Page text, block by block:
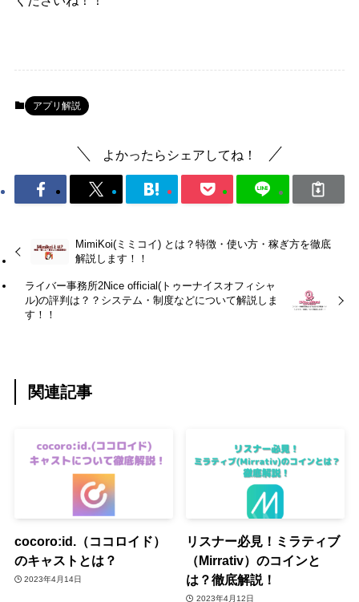
アプリ解説
よかったらシェアしてね！
MimiKoi(ミミコイ) とは？特徴・使い方・稼ぎ方を徹底
解説します！！
ライバー事務所2Nice official(トゥーナイスオフィシャ
ル)の評判は？？システム・制度などについて解説しま
す！！
関連記事
cocoro:id.（ココロイド）
のキャストとは？
2023年4月14日
リスナー必見！ミラティブ
（Mirrativ）のコインと
は？徹底解説！
2023年4月12日